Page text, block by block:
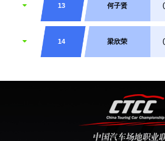
13 何子贤
14 梁欣荣